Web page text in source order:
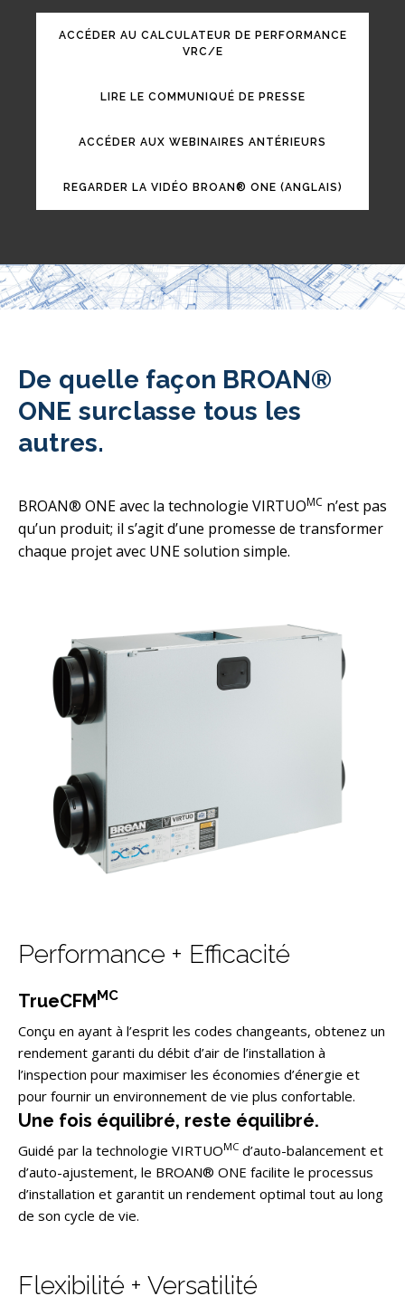
ACCÉDER AU CALCULATEUR DE PERFORMANCE
VRC/E
LIRE LE COMMUNIQUÉ DE PRESSE
ACCÉDER AUX WEBINAIRES ANTÉRIEURS
REGARDER LA VIDÉO BROAN® ONE (ANGLAIS)
De quelle façon BROAN®
ONE surclasse tous les
autres.
BROAN® ONE avec la technologie VIRTUOMC n’est pas
qu’un produit; il s’agit d’une promesse de transformer
chaque projet avec UNE solution simple.
Performance + Efficacité
TrueCFMMC
Conçu en ayant à l’esprit les codes changeants, obtenez un
rendement garanti du débit d’air de l’installation à
l’inspection pour maximiser les économies d’énergie et
pour fournir un environnement de vie plus confortable.
Une fois équilibré, reste équilibré.
Guidé par la technologie VIRTUOMC d’auto-balancement et
d’auto-ajustement, le BROAN® ONE facilite le processus
d’installation et garantit un rendement optimal tout au long
de son cycle de vie.
Flexibilité + Versatilité